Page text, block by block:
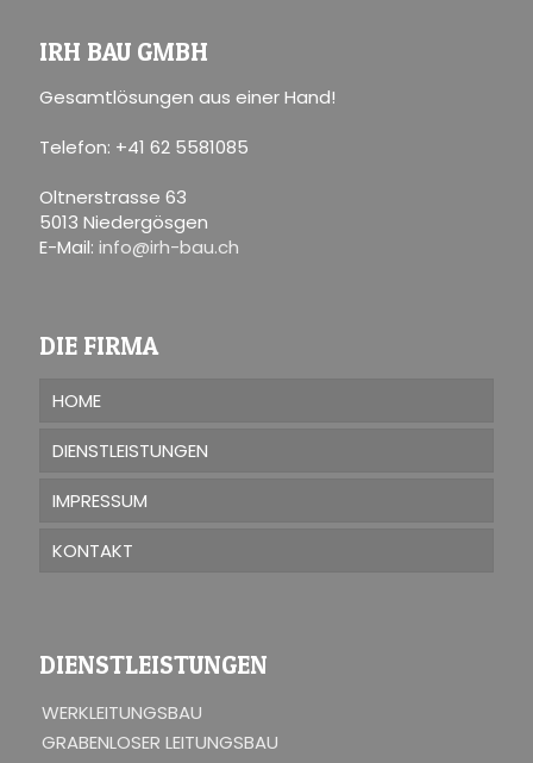
IRH BAU GMBH
Gesamtlösungen aus einer Hand!
Telefon: +41 62 5581085
Oltnerstrasse 63
5013 Niedergösgen
E-Mail: info@irh-bau.ch
DIE FIRMA
HOME
DIENSTLEISTUNGEN
IMPRESSUM
KONTAKT
DIENSTLEISTUNGEN
WERKLEITUNGSBAU
GRABENLOSER LEITUNGSBAU